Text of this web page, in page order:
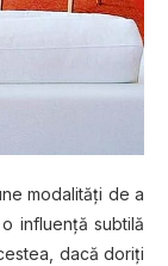
modalităţi de a
influenţă subtilă
dacă doriţi